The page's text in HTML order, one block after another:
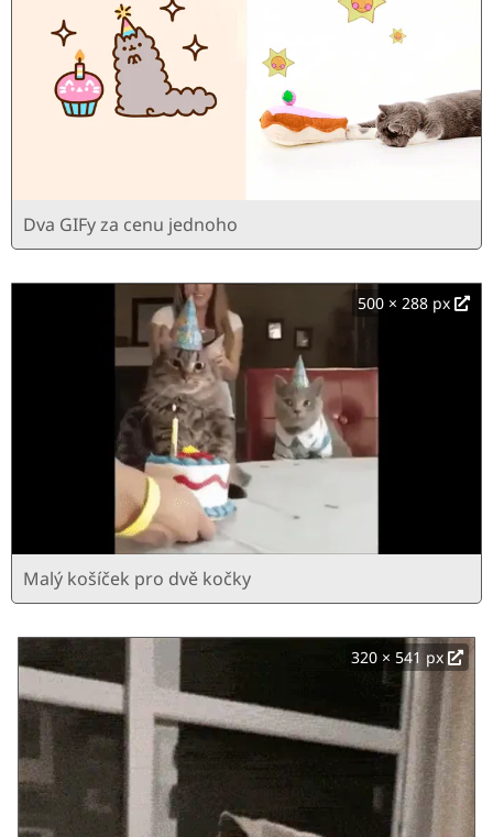
Dva GIFy za cenu jednoho
500 × 288 px
Malý košíček pro dvě kočky
320 × 541 px